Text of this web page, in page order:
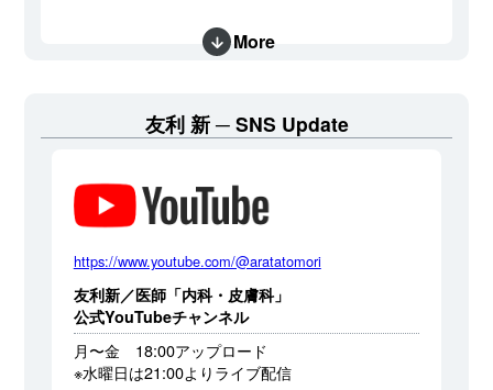
More
友利 新 SNS Update
https://www.youtube.com/@aratatomori
友利新／医師「内科・皮膚科」
公式YouTubeチャンネル
月〜金 18:00アップロード
※水曜日は21:00よりライブ配信